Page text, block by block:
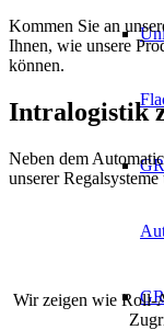
Kommen Sie an
Ihnen, wie unsere
können.
Intralogistik
Neben dem
unserer
Wir zeigen wie Roll-